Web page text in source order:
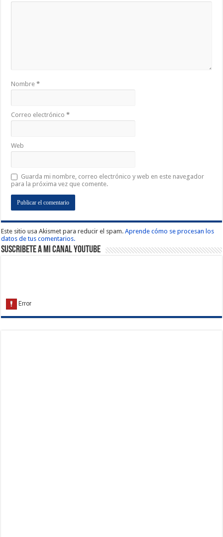
Nombre*
Correo electrónico*
Web
Guarda mi nombre, correo electrónico y web en este navegador
para la próxima vez que comente.
Este sitio usa Akismet para reducir el spam.Aprende cómo se procesan los
datos de tus comentarios.
Suscribete a Mi Canal Youtube